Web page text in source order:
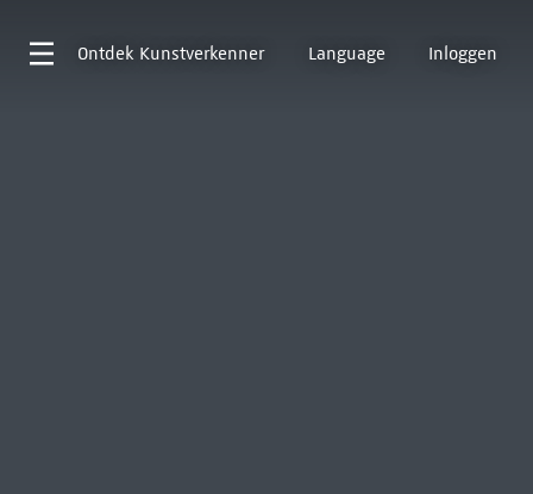
Ontdek Kunstverkenner Language Inloggen